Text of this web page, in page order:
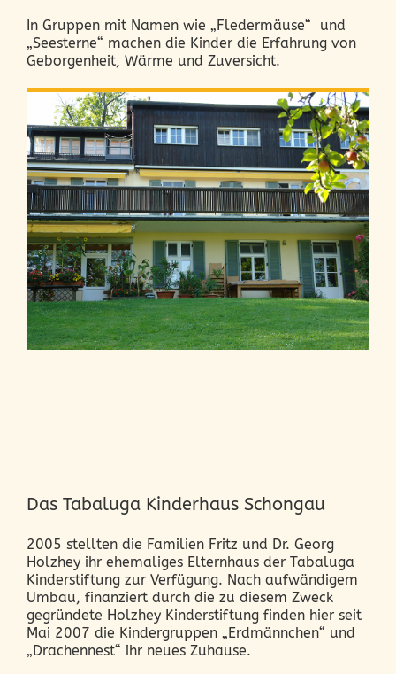
In Gruppen mit Namen wie „Fledermäuse“ und
„Seesterne“ machen die Kinder die Erfahrung von
Geborgenheit, Wärme und Zuversicht.
Das Tabaluga Kinderhaus Schongau
2005 stellten die Familien Fritz und Dr. Georg
Holzhey ihr ehemaliges Elternhaus der Tabaluga
Kinderstiftung zur Verfügung. Nach aufwändigem
Umbau, finanziert durch die zu diesem Zweck
gegründete Holzhey Kinderstiftung finden hier seit
Mai 2007 die Kindergruppen „Erdmännchen“ und
„Drachennest“ ihr neues Zuhause.